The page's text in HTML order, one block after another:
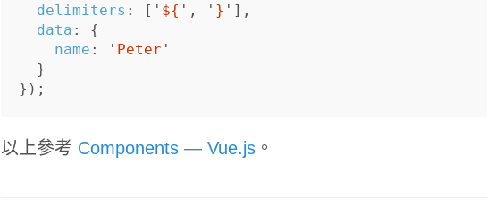
delimiters : [ ' ${ ' , ' } ' ],
data :
{
name : ' Peter '
}
});
以上參考 Components — Vue.js 。